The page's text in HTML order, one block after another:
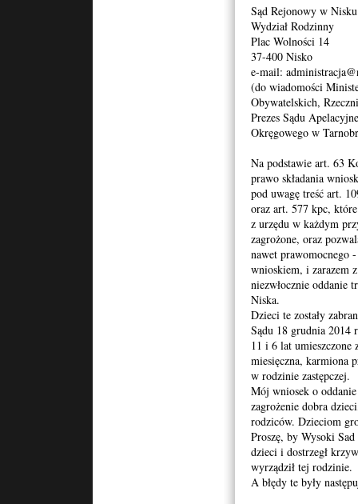
Sąd Rejonowy w Nisku
Wydział Rodzinny
Plac Wolności 14
37-400 Nisko
e-mail:
(do wiadomości
Obywatelskich,
Prezes Sądu
Okręgowego w
Na podstawie art. 63
prawo składania
pod uwagę treść art.
oraz art. 577 kpc,
z urzędu w każdym
zagrożone, oraz
nawet prawomocnego
wnioskiem, i zarazem
niezwłocznie oddanie
Niska.
Dzieci te zostały
Sądu 18 grudnia 2014
11 i 6 lat umieszczone
miesięczna, karmiona
w rodzinie zastępczej.
Mój wniosek o
zagrożenie dobra
rodziców. Dzieciom
Proszę, by Wysoki Sad
dzieci i dostrzegł
wyrządził tej rodzinie.
A błędy te były